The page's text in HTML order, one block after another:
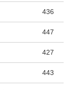
436
447
427
443